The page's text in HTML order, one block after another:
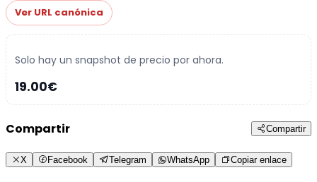
Ver URL canónica
Solo hay un snapshot de precio por ahora.
19.00€
Compartir Compartir
X Facebook Telegram WhatsApp Copiar enlace